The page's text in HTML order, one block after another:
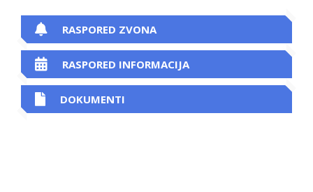
RASPORED ZVONA
RASPORED INFORMACIJA
DOKUMENTI